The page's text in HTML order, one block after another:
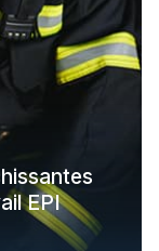
EPI
dans le
sécurité